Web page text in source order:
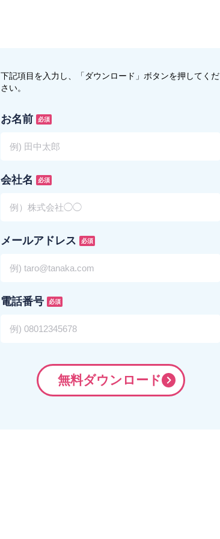
下記項目を入力し、「ダウンロード」ボタンを押してくだ
さい。
お名前 必須
会社名 必須
メールアドレス 必須
電話番号 必須
無料ダウンロード